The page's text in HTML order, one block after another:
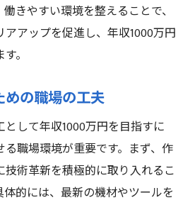
きやすい環境を整えることで、
アップを促進し、年収1000万円
。
の職場の工夫
して年収1000万円を目指すに
職場環境が重要です。まず、作
術革新を積極的に取り入れるこ
的には、最新の機材やツールを